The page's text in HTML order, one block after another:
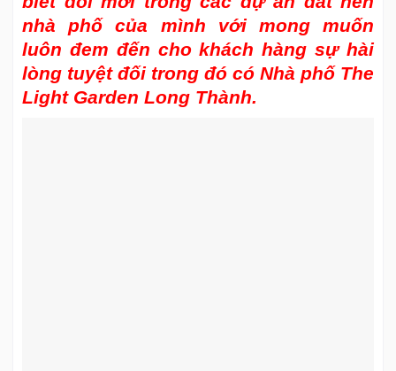
nhà phố của mình với mong muốn
luôn đem đến cho khách hàng sự hài
lòng tuyệt đối trong đó có Nhà phố The
Light Garden Long Thành.